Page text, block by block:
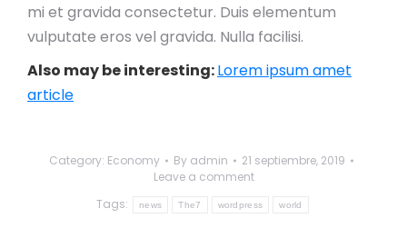
mi et gravida consectetur. Duis elementum
vulputate eros vel gravida. Nulla facilisi.
Also may be interesting:Lorem ipsum amet
article
Category: Economy By admin
21 septiembre, 2019
Leave a comment
Tags:
news The7 wordpress world